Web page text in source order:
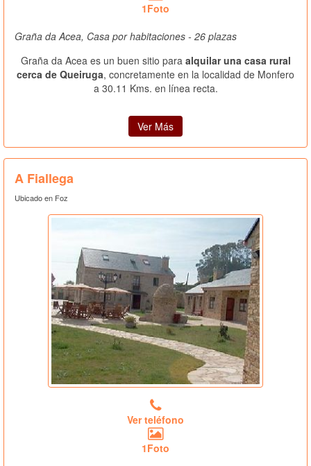
1Foto
Graña da Acea, Casa por habitaciones - 26 plazas
Graña da Acea es un buen sitio para alquilar una casa rural
cerca de Queiruga, concretamente en la localidad de Monfero
a 30.11 Kms. en línea recta.
Ver Más
A Fiallega
Ubicado en Foz
Ver teléfono
1Foto